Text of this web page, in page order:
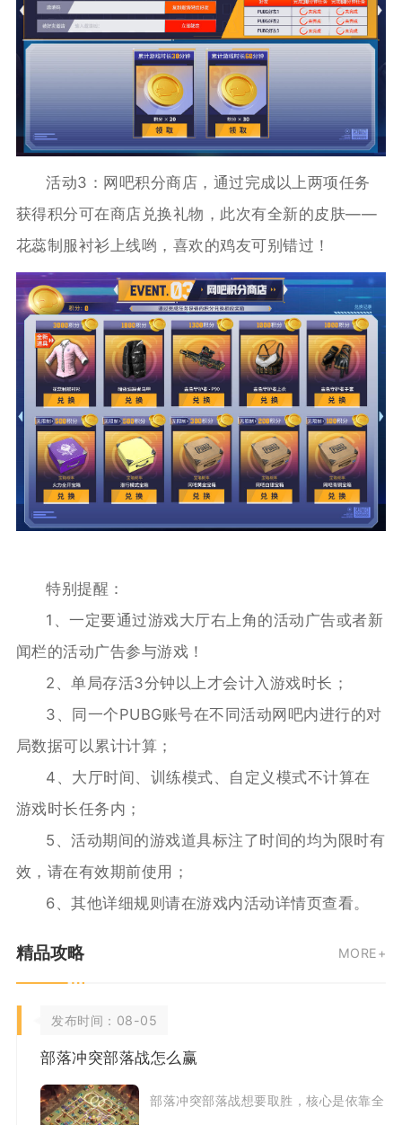
活动3：网吧积分商店，通过完成以上两项任务
获得积分可在商店兑换礼物，此次有全新的皮肤——
花蕊制服衬衫上线哟，喜欢的鸡友可别错过！
特别提醒：
1、一定要通过游戏大厅右上角的活动广告或者新
闻栏的活动广告参与游戏！
2、单局存活3分钟以上才会计入游戏时长；
3、同一个PUBG账号在不同活动网吧内进行的对
局数据可以累计计算；
4、大厅时间、训练模式、自定义模式不计算在
游戏时长任务内；
5、活动期间的游戏道具标注了时间的均为限时有
效，请在有效期前使用；
6、其他详细规则请在游戏内活动详情页查看。
精品攻略 MORE+
发布时间：08-05
部落冲突部落战怎么赢
部落冲突部落战想要取胜，核心是依靠全